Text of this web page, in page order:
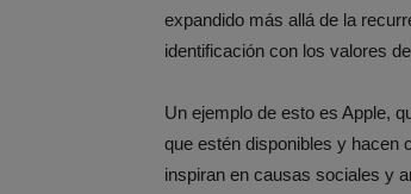
expandido más allá de la
identificación con los valores
Un ejemplo de esto es Apple,
que estén disponibles y hacen
inspiran en causas sociales y